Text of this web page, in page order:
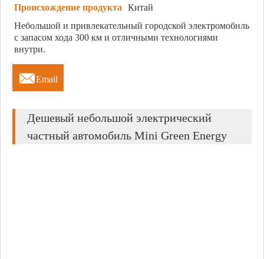
Происхождение продукта
Китай
Небольшой и привлекательный городской электромобиль
с запасом хода 300 км и отличными технологиями
внутри.
Email
Дешевый небольшой электрический
частный автомобиль Mini Green Energy